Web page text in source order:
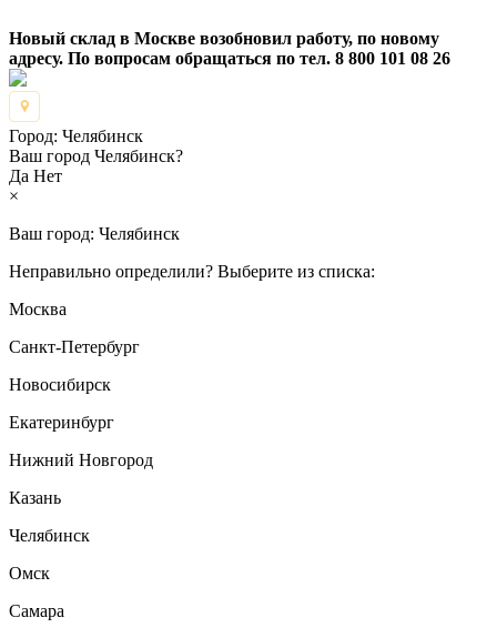
Новый склад в Москве возобновил работу, по новому
адресу. По вопросам обращаться по тел. 8 800 101 08 26
Город: Челябинск
Ваш город Челябинск?
Да Нет
×
Ваш город: Челябинск
Неправильно определили? Выберите из списка:
Москва
Санкт-Петербург
Новосибирск
Екатеринбург
Нижний Новгород
Казань
Челябинск
Омск
Самара